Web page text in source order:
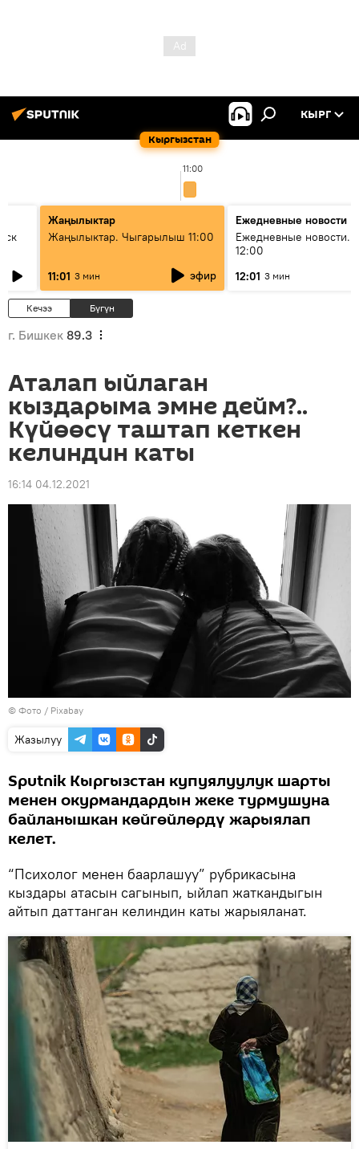
Кыргызстан
КЫРГ
11:00
Жаңылыктар
Жаңылыктар. Чыгарылыш 11:00
11:01 3 мин эфир
Ежедневные новости
Ежедневные новости.
12:00
12:01 3 мин
Кечээ Бүгүн
г. Бишкек 89.3
Аталап ыйлаган
кыздарыма эмне дейм?..
Күйөөсү таштап кеткен
келиндин каты
16:14 04.12.2021
© Фото / Pixabay
Жазылуу
Sputnik Кыргызстан купуялуулук шарты
менен окурмандардын жеке турмушуна
байланышкан көйгөйлөрдү жарыялап
келет.
“Психолог менен баарлашуу” рубрикасына
кыздары атасын сагынып, ыйлап жаткандыгын
айтып даттанган келиндин каты жарыяланат.